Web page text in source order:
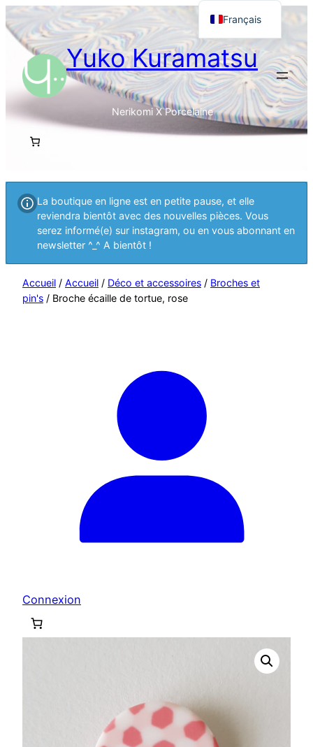
Yuko Kuramatsu
Nerikomi X Porcelaine
La boutique en ligne est en petite pause, et elle
reviendra bientôt avec des nouvelles pièces. Vous
serez informé(e) sur instagram, ou en vous abonnant en
newsletter ^_^ A bientôt !
Accueil / Accueil / Déco et accessoires / Broches et
pin's / Broche écaille de tortue, rose
Connexion
Français
English
日本語